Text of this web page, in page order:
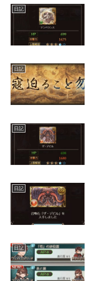
日記
日記
日記
日記
日記